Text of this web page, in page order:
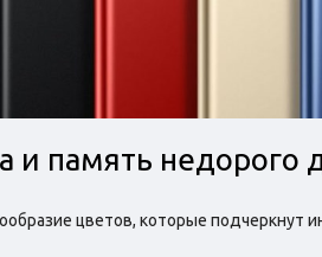
и память недорого
цветов, которые